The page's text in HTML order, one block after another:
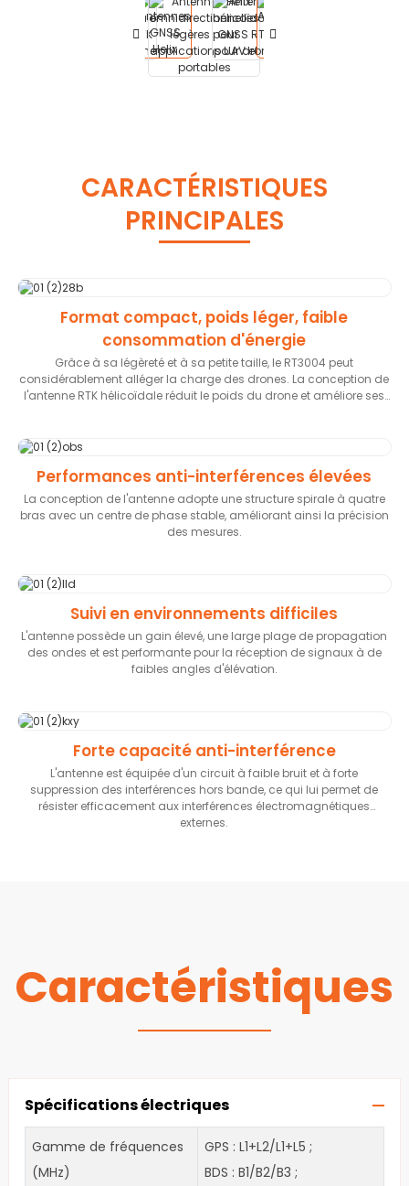
CARACTÉRISTIQUES
PRINCIPALES
Format compact, poids léger, faible
consommation d'énergie
Grâce à sa légèreté et à sa petite taille, le RT3004 peut
considérablement alléger la charge des drones. La conception de
l'antenne RTK hélicoïdale réduit le poids du drone et améliore ses
Performances anti-interférences élevées
La conception de l'antenne adopte une structure spirale à quatre
bras avec un centre de phase stable, améliorant ainsi la précision
des mesures.
Suivi en environnements difficiles
L'antenne possède un gain élevé, une large plage de propagation
des ondes et est performante pour la réception de signaux à de
faibles angles d'élévation.
Forte capacité anti-interférence
L'antenne est équipée d'un circuit à faible bruit et à forte
suppression des interférences hors bande, ce qui lui permet de
résister efficacement aux interférences électromagnétiques
externes.
Caractéristiques
Spécifications électriques
Gamme de fréquences
(MHz)
GPS : L1+L2/L1+L5 ;
BDS : B1/B2/B3 ;